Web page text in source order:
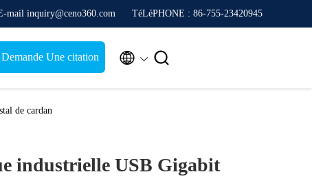
mail inquiry@ceno360.com TéLéPHONE : 86-755-23420945
Demande Une citation  
de cardan
industrielle USB Gigabit